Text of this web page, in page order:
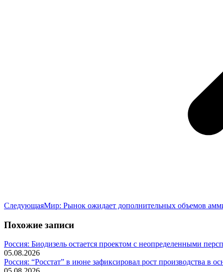
СледующаяСледующая
Мир: Рынок ожидает дополнительных объемов
Похожие записи
Россия: Биодизель остается проектом с неопределенными
05.08.2026
Россия: “Росстат” в июне зафиксировал рост производства в